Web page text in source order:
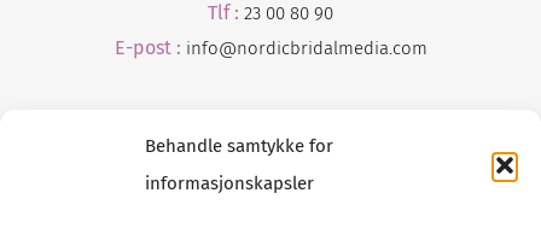
Behandle samtykke for
informasjonskapsler
Tlf : 23 00 80 90
E-post : info@nordicbridalmedia.com